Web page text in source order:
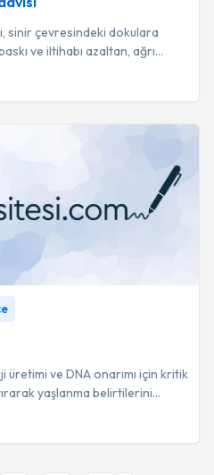
sinir çevresindeki dokulara
ve iltihabı azaltan, ağrı
ve DNA onarımı için kritik
yaşlanma belirtilerini